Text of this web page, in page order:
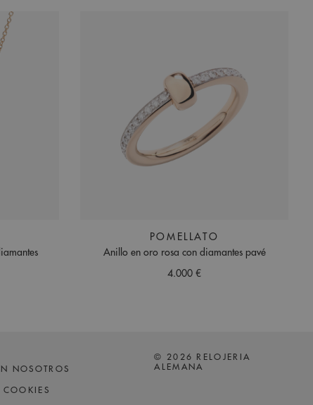
POMELLATO
Anillo en oro rosa con diamantes pavé
4.000 €
NOSOTROS
COOKIES
© 2026 RELOJERIA
ALEMANA